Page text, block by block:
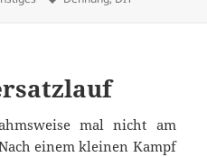
mal nicht am
einem kleinen Kampf